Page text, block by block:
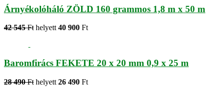
Árnyékolóháló ZÖLD 160 grammos 1,8 m x 50 m
42 545 Ft helyett 40 900 Ft
Baromfirács FEKETE 20 x 20 mm 0,9 x 25 m
28 490 Ft helyett 26 490 Ft